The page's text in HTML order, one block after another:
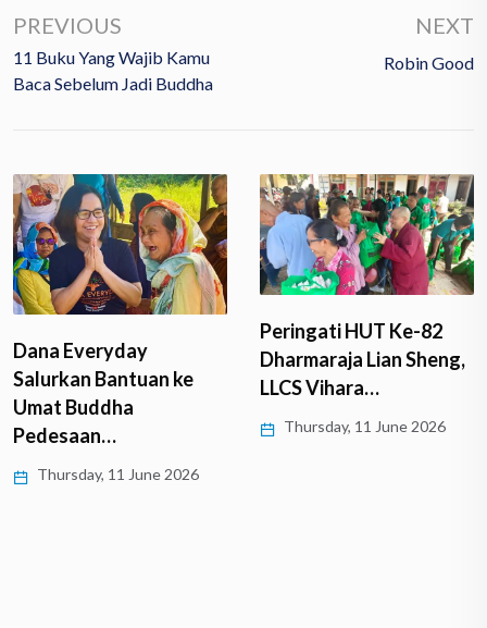
PREVIOUS
11 Buku Yang Wajib Kamu
Baca Sebelum Jadi Buddha
NEXT
Robin Good
Dana Everyday
Salurkan Bantuan ke
Umat Buddha
Pedesaan…
Thursday, 11 June 2026
Peringati HUT Ke-82
Dharmaraja Lian Sheng,
LLCS Vihara…
Thursday, 11 June 2026